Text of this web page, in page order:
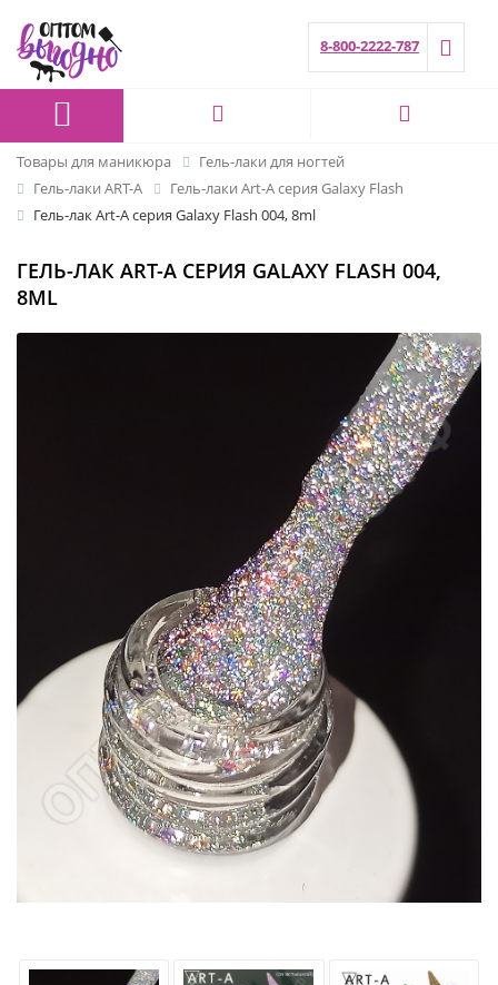
8-800-2222-787
Товары для маникюра
Гель-лаки для ногтей
Гель-лаки ART-A
Гель-лаки Art-A серия Galaxy Flash
Гель-лак Art-A серия Galaxy Flash 004, 8ml
ГЕЛЬ-ЛАК ART-A СЕРИЯ GALAXY FLASH 004,
8ML